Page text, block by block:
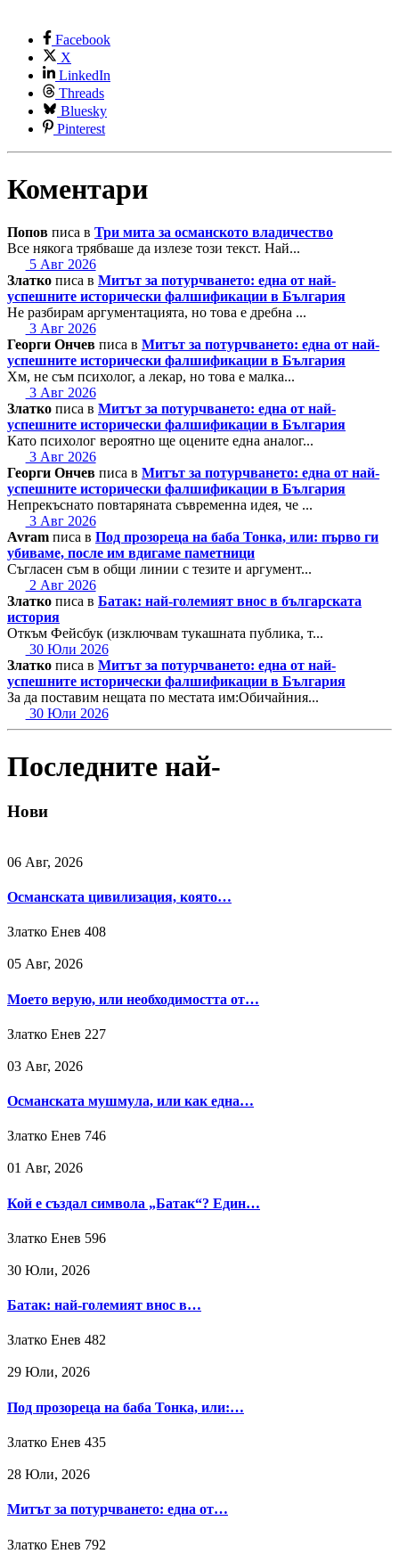
Facebook
X
LinkedIn
Threads
Bluesky
Pinterest
Коментари
Попов писа в Три мита за османското владичество
Все някога трябваше да излезе този текст. Най...
5 Авг 2026
Златко писа в Митът за потурчването: една от най-
успешните исторически фалшификации в България
Не разбирам аргументацията, но това е дребна ...
3 Авг 2026
Георги Ончев писа в Митът за потурчването: една от най-
успешните исторически фалшификации в България
Хм, не съм психолог, а лекар, но това е малка...
3 Авг 2026
Златко писа в Митът за потурчването: една от най-
успешните исторически фалшификации в България
Като психолог вероятно ще оцените една аналог...
3 Авг 2026
Георги Ончев писа в Митът за потурчването: една от най-
успешните исторически фалшификации в България
Непрекъснато повтаряната съвременна идея, че ...
3 Авг 2026
Avram писа в Под прозореца на баба Тонка, или: първо ги
убиваме, после им вдигаме паметници
Съгласен съм в общи линии с тезите и аргумент...
2 Авг 2026
Златко писа в Батак: най-големият внос в българската
история
Откъм Фейсбук (изключвам тукашната публика, т...
30 Юли 2026
Златко писа в Митът за потурчването: една от най-
успешните исторически фалшификации в България
За да поставим нещата по местата им:Обичайния...
30 Юли 2026
Последните най-
Нови
06 Авг, 2026
Османската цивилизация, която…
Златко Енев 408
05 Авг, 2026
Моето верую, или необходимостта от…
Златко Енев 227
03 Авг, 2026
Османската мушмула, или как една…
Златко Енев 746
01 Авг, 2026
Кой е създал символа „Батак“? Един…
Златко Енев 596
30 Юли, 2026
Батак: най-големият внос в…
Златко Енев 482
29 Юли, 2026
Под прозореца на баба Тонка, или:…
Златко Енев 435
28 Юли, 2026
Митът за потурчването: една от…
Златко Енев 792